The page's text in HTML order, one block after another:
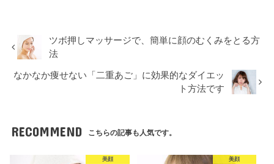
ツボ押しマッサージで、簡単に顔のむくみをとる方
法
なかなか痩せない「二重あご」に効果的なダイエッ
ト方法です
RECOMMEND こちらの記事も人気です。
美顔 美顔